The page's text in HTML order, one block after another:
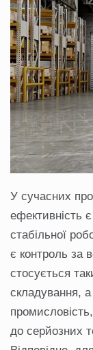
У сучасних
ефективність
стабільної
є контроль за
стосується
складування,
до серйозних